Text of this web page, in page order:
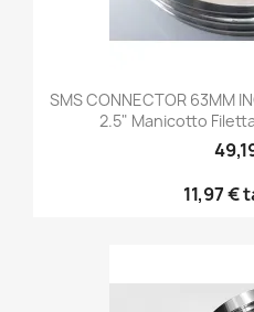
SMS CONNECTOR 63MM
2.5" Manicotto
11,97 €